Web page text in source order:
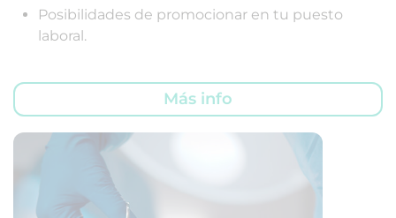
Posibilidades de promocionar en tu puesto
laboral.
Más info